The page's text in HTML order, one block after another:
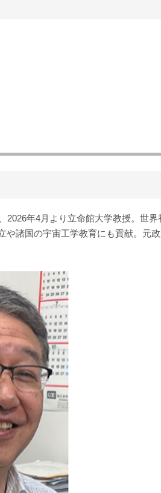
年4月より立命館大学教授。世
諸国の宇宙工学教育にも貢献。元